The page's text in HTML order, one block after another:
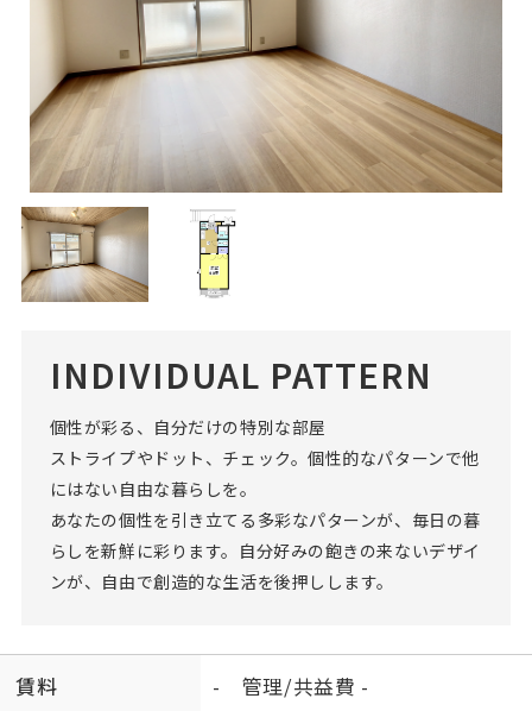
INDIVIDUAL PATTERN
個性が彩る、自分だけの特別な部屋
ストライプやドット、チェック。個性的なパターンで他
にはない自由な暮らしを。
あなたの個性を引き立てる多彩なパターンが、毎日の暮
らしを新鮮に彩ります。自分好みの飽きの来ないデザイ
ンが、自由で創造的な生活を後押しします。
賃料 - 管理/共益費 -